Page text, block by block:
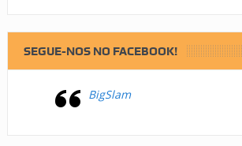
SEGUE-NOS NO FACEBOOK!
BigSlam